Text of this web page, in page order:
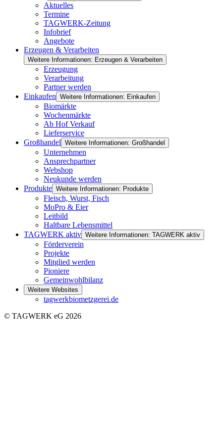
Aktuelles
Termine
TAGWERK-Zeitung
Infobrief
Angebote
Erzeugen & Verarbeiten
Weitere Informationen: Erzeugen & Verarbeiten
Erzeugung
Verarbeitung
Partner werden
Einkaufen Weitere Informationen: Einkaufen
Biomärkte
Wochenmärkte
Ab Hof Verkauf
Lieferservice
Großhandel Weitere Informationen: Großhandel
Unternehmen
Ansprechpartner
Webshop
Neukunde werden
Produkte Weitere Informationen: Produkte
Fleisch, Wurst, Fisch
MoPro & Eier
Leitbild
Haltbare Lebensmittel
TAGWERK aktiv Weitere Informationen: TAGWERK aktiv
Förderverein
Projekte
Mitglied werden
Pioniere
Gemeinwohlbilanz
Weitere Websites
tagwerkbiometzgerei.de
© TAGWERK eG 2026